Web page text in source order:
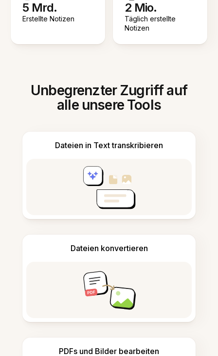
5 Mrd.
Erstellte Notizen
2 Mio.
Täglich erstellte
Notizen
Unbegrenzter Zugriff auf
alle unsere Tools
Dateien in Text transkribieren
Dateien konvertieren
PDFs und Bilder bearbeiten